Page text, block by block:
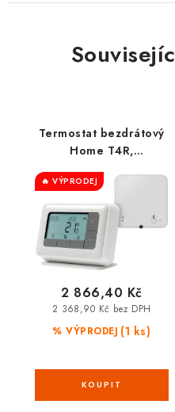
Termostat bezdrátový
Home T4R,
programovatelný
7denní
🔥 VÝPRODEJ
% VÝPRODEJ (1 ks)
2 368,90 Kč bez DPH
2 866,40 Kč